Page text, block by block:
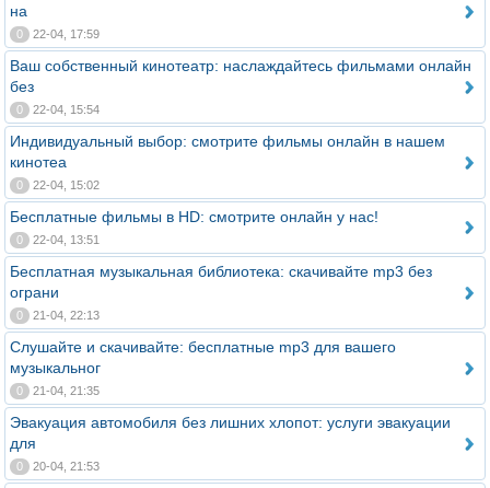
на
0 22-04, 17:59
Ваш собственный кинотеатр: наслаждайтесь фильмами онлайн
без
0 22-04, 15:54
Индивидуальный выбор: смотрите фильмы онлайн в нашем
кинотеа
0 22-04, 15:02
Бесплатные фильмы в HD: смотрите онлайн у нас!
0 22-04, 13:51
Бесплатная музыкальная библиотека: скачивайте mp3 без
ограни
0 21-04, 22:13
Слушайте и скачивайте: бесплатные mp3 для вашего
музыкальног
0 21-04, 21:35
Эвакуация автомобиля без лишних хлопот: услуги эвакуации
для
0 20-04, 21:53